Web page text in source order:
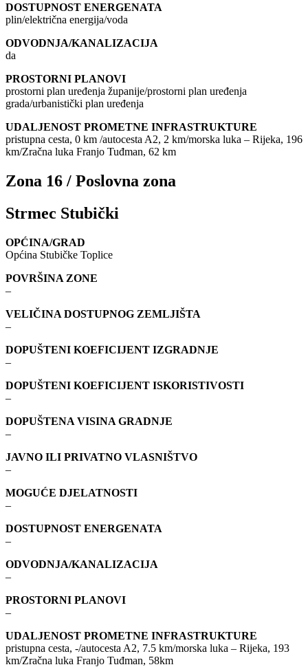
DOSTUPNOST ENERGENATA
plin/električna energija/voda
ODVODNJA/KANALIZACIJA
da
PROSTORNI PLANOVI
prostorni plan uređenja županije/prostorni plan uređenja
grada/urbanistički plan uređenja
UDALJENOST PROMETNE INFRASTRUKTURE
pristupna cesta, 0 km /autocesta A2, 2 km/morska luka – Rijeka, 196
km/Zračna luka Franjo Tuđman, 62 km
Zona 16 / Poslovna zona
Strmec Stubički
OPĆINA/GRAD
Općina Stubičke Toplice
POVRŠINA ZONE
–
VELIČINA DOSTUPNOG ZEMLJIŠTA
–
DOPUŠTENI KOEFICIJENT IZGRADNJE
–
DOPUŠTENI KOEFICIJENT ISKORISTIVOSTI
–
DOPUŠTENA VISINA GRADNJE
–
JAVNO ILI PRIVATNO VLASNIŠTVO
–
MOGUĆE DJELATNOSTI
–
DOSTUPNOST ENERGENATA
–
ODVODNJA/KANALIZACIJA
–
PROSTORNI PLANOVI
–
UDALJENOST PROMETNE INFRASTRUKTURE
pristupna cesta, -/autocesta A2, 7.5 km/morska luka – Rijeka, 193
km/Zračna luka Franjo Tuđman, 58km